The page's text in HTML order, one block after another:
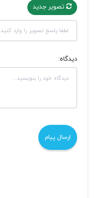
تصویر جدید
دیدگاه: